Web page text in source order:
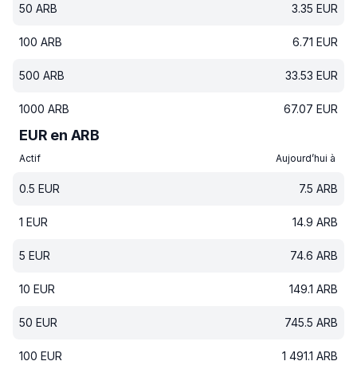
50 ARB 3.35 EUR
100 ARB 6.71 EUR
500 ARB 33.53 EUR
1000 ARB 67.07 EUR
EUR en ARB
Actif Aujourd’hui à
0.5 EUR 7.5 ARB
1 EUR 14.9 ARB
5 EUR 74.6 ARB
10 EUR 149.1 ARB
50 EUR 745.5 ARB
100 EUR 1 491.1 ARB